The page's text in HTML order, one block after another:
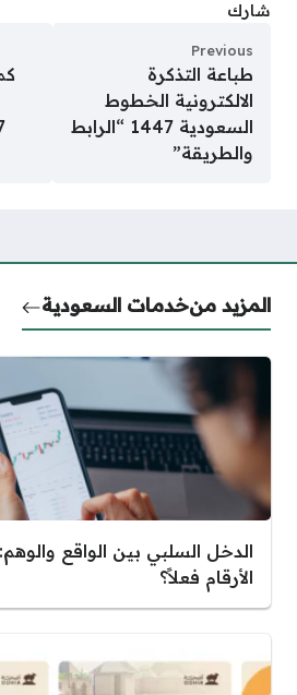
شارك
Previous
طباعة التذكرة
الالكترونية الخطوط
السعودية 1447 “الرابط
والطريقة”
المزيد منخدمات السعودية
الدخل السلبي بين الواقع
الأرقام فعلاً؟